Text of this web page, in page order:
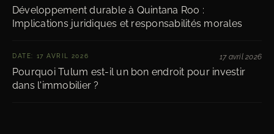
Développement durable à Quintana Roo :
Implications juridiques et responsabilités morales
DATE: 17 AVRIL 2026
Pourquoi Tulum est-il un bon endroit pour investir
dans l'immobilier ?
17 avril 2026